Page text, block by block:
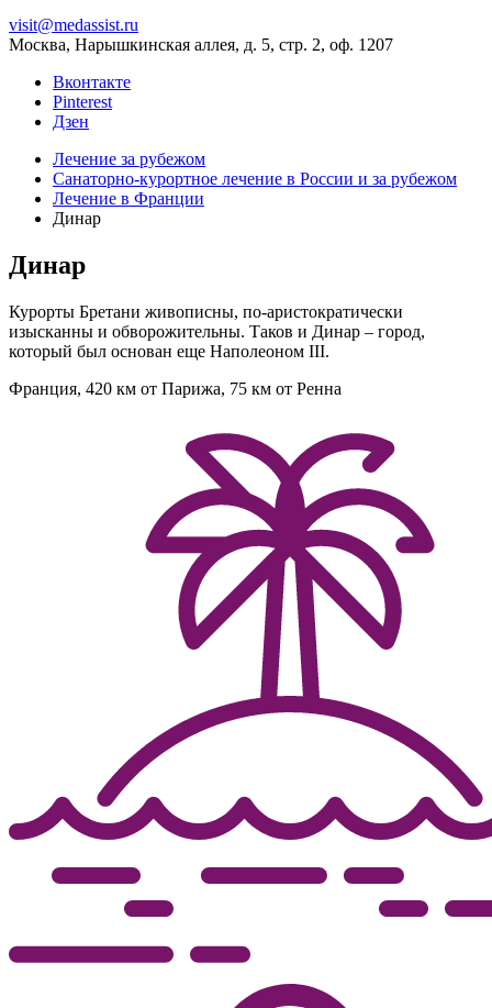
visit@medassist.ru
Москва, Нарышкинская аллея, д. 5, стр. 2, оф. 1207
Вконтакте
Pinterest
Дзен
Лечение за рубежом
Санаторно-курортное лечение в России и за рубежом
Лечение в Франции
Динар
Динар
Курорты Бретани живописны, по-аристократически
изысканны и обворожительны. Таков и Динар – город,
который был основан еще Наполеоном III.
Франция, 420 км от Парижа, 75 км от Ренна